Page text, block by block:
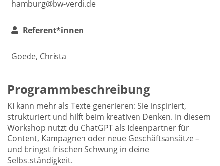
hamburg@bw-verdi.de
Referent*innen
Goede, Christa
Programmbeschreibung
KI kann mehr als Texte generieren: Sie inspiriert,
strukturiert und hilft beim kreativen Denken. In diesem
Workshop nutzt du ChatGPT als Ideenpartner für
Content, Kampagnen oder neue Geschäftsansätze –
und bringst frischen Schwung in deine
Selbstständigkeit.